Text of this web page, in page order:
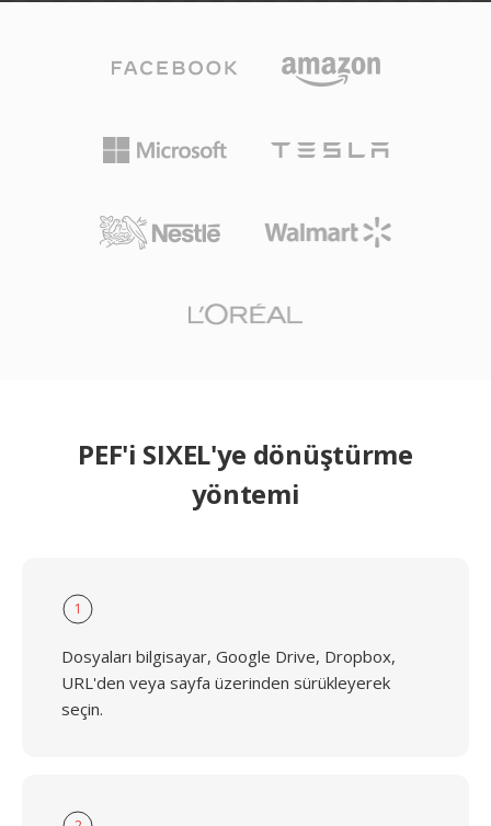
PEF'i SIXEL'ye dönüştürme
yöntemi
1
Dosyaları bilgisayar, Google Drive, Dropbox,
URL'den veya sayfa üzerinden sürükleyerek
seçin.